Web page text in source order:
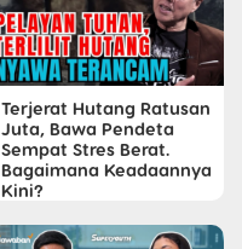
Terjerat Hutang Ratusan
Juta, Bawa Pendeta
Sempat Stres Berat.
Bagaimana Keadaannya
Kini?